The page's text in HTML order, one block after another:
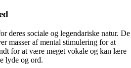
deres sociale og legendariske natur. De
masser af mental stimulering for at
for at være meget vokale og kan lære
lyde og ord.